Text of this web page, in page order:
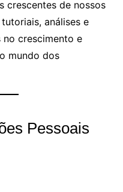
crescentes de nossos
análises e
crescimento e
mundo dos
Pessoais